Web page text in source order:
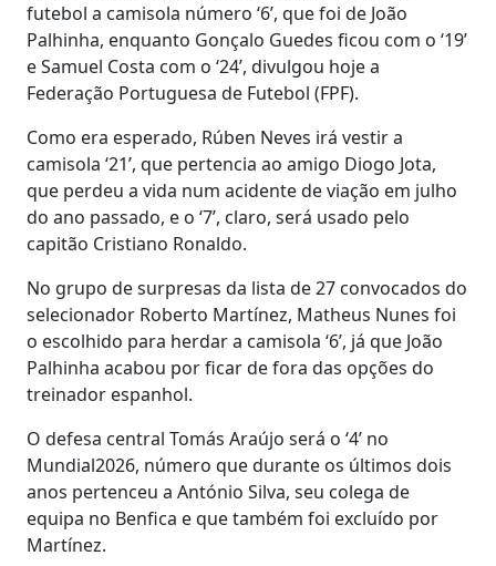
futebol a camisola número ‘6’, que foi de João
Palhinha, enquanto Gonçalo Guedes ficou com o ‘19’
e Samuel Costa com o ‘24’, divulgou hoje a
Federação Portuguesa de Futebol (FPF).
Como era esperado, Rúben Neves irá vestir a
camisola ‘21’, que pertencia ao amigo Diogo Jota,
que perdeu a vida num acidente de viação em julho
do ano passado, e o ‘7’, claro, será usado pelo
capitão Cristiano Ronaldo.
No grupo de surpresas da lista de 27 convocados do
selecionador Roberto Martínez, Matheus Nunes foi
o escolhido para herdar a camisola ‘6’, já que João
Palhinha acabou por ficar de fora das opções do
treinador espanhol.
O defesa central Tomás Araújo será o ‘4’ no
Mundial2026, número que durante os últimos dois
anos pertenceu a António Silva, seu colega de
equipa no Benfica e que também foi excluído por
Martínez.